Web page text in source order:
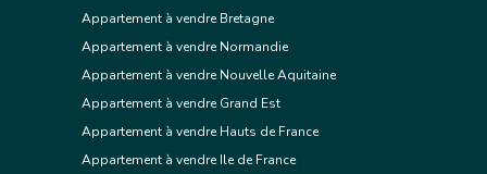
Appartement à vendre Bretagne
Appartement à vendre Normandie
Appartement à vendre Nouvelle Aquitaine
Appartement à vendre Grand Est
Appartement à vendre Hauts de France
Appartement à vendre Ile de France